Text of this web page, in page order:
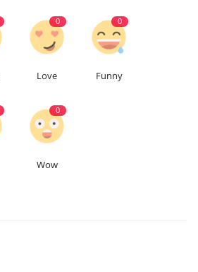
0
Love
0
Funny
0
Wow